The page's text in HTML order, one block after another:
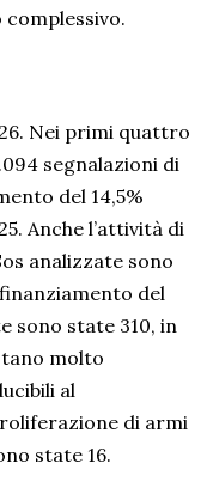
Nei primi quattro
segnalazioni di
del 14,5%
Anche l’attività di
analizzate sono
del
sono state 310, in
molto
al
di armi
state 16.